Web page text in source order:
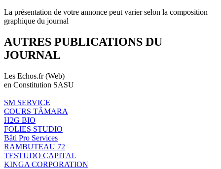
La présentation de votre annonce peut varier selon la composition
graphique du journal
AUTRES PUBLICATIONS DU
JOURNAL
Les Echos.fr (Web)
en Constitution SASU
SM SERVICE
COURS TÂMARA
H2G BIO
FOLIES STUDIO
Bâti Pro Services
RAMBUTEAU 72
TESTUDO CAPITAL
KINGA CORPORATION